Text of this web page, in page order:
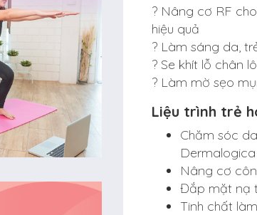
? Nâng cơ RF
hiệu quả
? Làm sáng da,
? Se khít lỗ chân
? Làm mờ sẹo
Liệu trình trẻ
Chăm sóc
Dermalogica
Nâng cơ
Đắp mặt nạ
Tinh chất